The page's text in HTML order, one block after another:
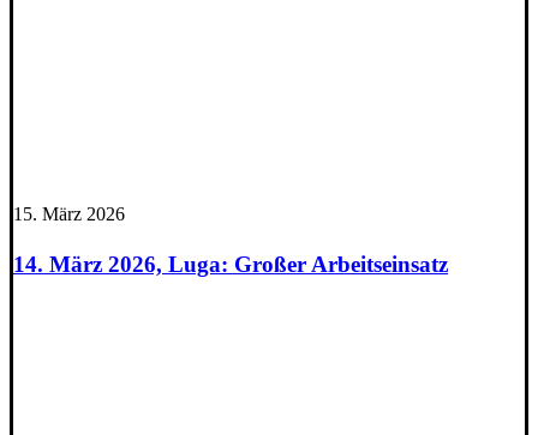
15. März 2026
14. März 2026, Luga: Großer Arbeitseinsatz